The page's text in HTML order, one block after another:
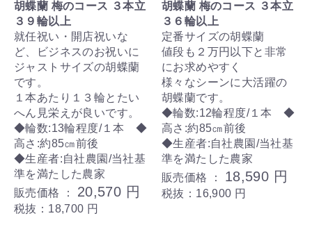
胡蝶蘭 梅のコース ３本立
３９輪以上
就任祝い・開店祝いな
ど、ビジネスのお祝いに
ジャストサイズの胡蝶蘭
です。
１本あたり１３輪とたい
へん見栄えが良いです。
◆輪数:13輪程度/１本 ◆
高さ:約85㎝前後
◆生産者:自社農園/当社基
準を満たした農家
販売価格 ： 20,570 円
税抜：18,700 円
胡蝶蘭 梅のコース ３本立
３６輪以上
定番サイズの胡蝶蘭
値段も２万円以下と非常
にお求めやすく
様々なシーンに大活躍の
胡蝶蘭です。
◆輪数:12輪程度/１本 ◆
高さ:約85㎝前後
◆生産者:自社農園/当社基
準を満たした農家
販売価格 ： 18,590 円
税抜：16,900 円